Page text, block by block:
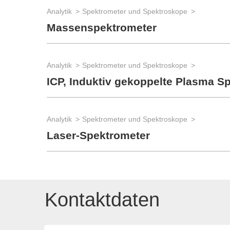
Analytik Spektrometer und Spektroskope
Massenspektrometer
Analytik Spektrometer und Spektroskope
ICP, Induktiv gekoppelte Plasma
Analytik Spektrometer und Spektroskope
Laser-Spektrometer
Kontaktdaten